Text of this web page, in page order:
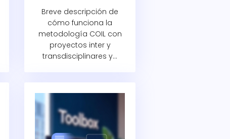
Breve descripción de
cómo funciona la
metodología COIL con
proyectos inter y
transdisciplinares y...